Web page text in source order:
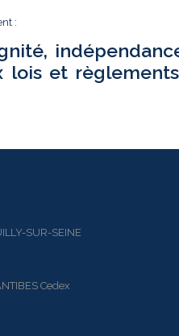
:
lois et
SUR-SEINE
Cedex